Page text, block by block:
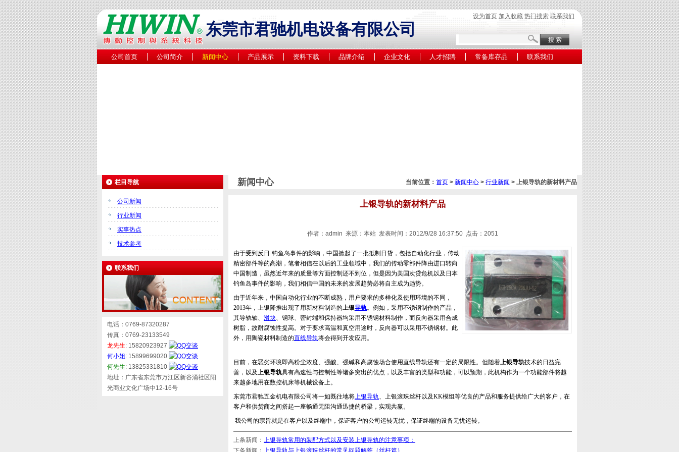
东莞市君驰机电设备有限公司
设为首页 加入收藏 热门搜索 联系我们
公司首页 公司简介 新闻中心 产品展示 资料下载 品牌介绍 企业文化 人才招聘 常备库存品 联系我们
栏目导航
公司新闻
行业新闻
实事热点
技术参考
联系我们
电话：0769-87320287
传真：0769-23133549
龙先生: 15820923927
何小姐: 15899699020
何先生: 13825331810
地址：广东省东莞市万江区新谷涌社区阳
光商业文化广场中12-16号
新闻中心 当前位置： 首页 > 新闻中心 > 行业新闻 > 上银导轨的新材料产品
上银导轨的新材料产品
作者：admin 来源：本站 发表时间：2012/9/28 16:37:50 点击：2051
由于受到反日 -钓鱼岛事件的影响，中国掀起了一批抵制日货，包括自动化行业，传动
精密部件等的高潮，笔者相信在以后的工业领域中，我们的传动零部件降由进口转向
中国制造，虽然近年来的质量等方面控制还不到位，但是因为美国次贷危机以及日本
钓鱼岛事件的影响，我们相信中国的未来的发展趋势必将自主成为趋势。
由于近年来，中国自动化行业的不断成熟，用户要求的多样化及使用环境的不同，
2013年，上银降推出现了用新材料制造的上银导轨。例如，采用不锈钢制作的产品，
其导轨轴、 滑块、钢球、密封端和保持器均采用不锈钢材料制作，而反向器采用合成
树脂，故耐腐蚀性提高。对于要求高温和真空用途时，反向器可以采用不锈钢材。此
外，用陶瓷材料制造的直线导轨将会得到开发应用。
目前，在恶劣环境即高粉尘浓度、强酸、强碱和高腐蚀场合使用直线导轨还有一定的局限性。但随着上银导轨技术的日益完
善，以及上银导轨具有高速性与控制性等诸多突出的优点，以及丰富的类型和功能，可以预期，此机构作为一个功能部件将越
来越多地用在数控机床等机械设备上。
东莞市君驰五金机电有限公司将一如既往地将上银导轨、上银滚珠丝杆以及KK模组等优良的产品和服务提供给广大的客户，在
客户和供货商之间搭起一座畅通无阻沟通迅捷的桥梁，实现共赢。
我公司的宗旨就是在客户以及终端中，保证客户的公司运转无忧，保证终端的设备无忧运转。
上条新闻： 上银导轨常用的装配方式以及安装上银导轨的注意事项：
下条新闻：
上银导轨与上银滚珠丝杆的常见问题解答（丝杆篇）